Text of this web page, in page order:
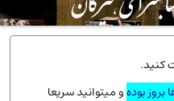
کنید.
بودهو میتوانید سریعا